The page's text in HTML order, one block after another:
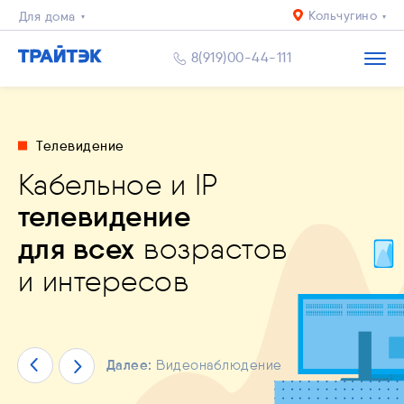
Для дома
Бизнесу
Кольчугино
8(919)00-44-111
Интернет
любых задач
Телевидение
Кабельное и IP
телевидение
для всех возрастов
и интересов
за близких
приложение
Личный кабинет"
уже сейчас!
уровень
и комфорта
Далее: Видеонаблюдение